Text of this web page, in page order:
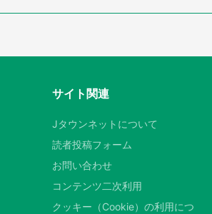
サイト関連
Jタウンネットについて
読者投稿フォーム
お問い合わせ
コンテンツ二次利用
クッキー（Cookie）の利用につ